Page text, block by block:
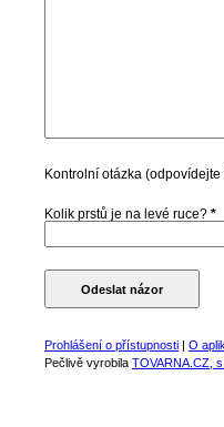
Kontrolní otázka
Kolik prstů je na levé ruce? *
Prohlášení o přístupnosti | O
Pečlivě vyrobila TOVARNA.CZ,